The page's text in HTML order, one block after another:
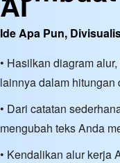
Ide Apa Pun,
• Hasilkan diagram
lainnya dalam hitungan
• Dari catatan
mengubah teks Anda
• Kendalikan alur kerja